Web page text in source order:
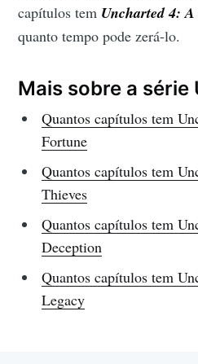
capítulos tem Uncharted 4:
quanto tempo pode zerá-lo.
Mais sobre a
Quantos capítulos tem
Fortune
Quantos capítulos tem
Thieves
Quantos capítulos tem
Deception
Quantos capítulos tem
Legacy